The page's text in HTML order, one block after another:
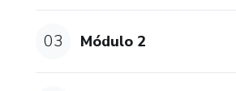
03 Módulo 2